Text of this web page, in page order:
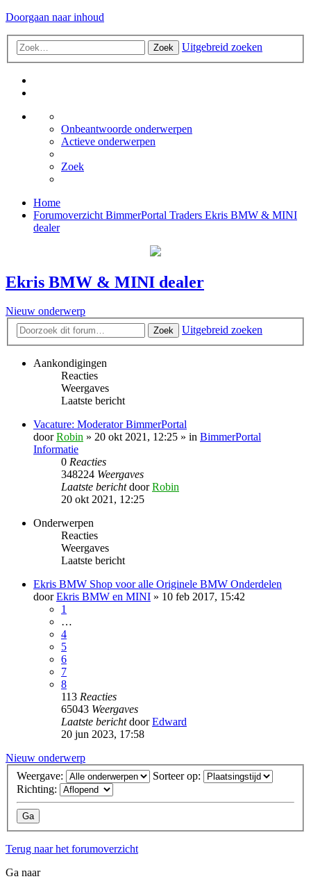
Doorgaan naar inhoud
Zoek Uitgebreid zoeken
Onbeantwoorde onderwerpen
Actieve onderwerpen
Zoek
Home
Forumoverzicht BimmerPortal Traders Ekris BMW & MINI
dealer
Ekris BMW & MINI dealer
Nieuw onderwerp
Zoek Uitgebreid zoeken
Aankondigingen
Reacties
Weergaves
Laatste bericht
Vacature: Moderator BimmerPortal
doorRobin » 20 okt 2021, 12:25 » in BimmerPortal
Informatie
0 Reacties
348224 Weergaves
Laatste berichtdoorRobin
20 okt 2021, 12:25
Onderwerpen
Reacties
Weergaves
Laatste bericht
Ekris BMW Shop voor alle Originele BMW Onderdelen
doorEkris BMW en MINI » 10 feb 2017, 15:42
1
…
4
5
6
7
8
113 Reacties
65043 Weergaves
Laatste berichtdoorEdward
20 jun 2023, 17:58
Nieuw onderwerp
Weergave:
Sorteer op:
Richting:
Terug naar het forumoverzicht
Ga naar